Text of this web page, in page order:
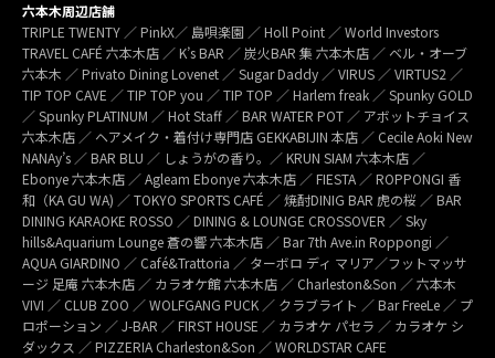
六本木周辺店舗
TRIPLE TWENTY ／ PinkX／ 島唄楽園 ／ Holl Point ／ World Investors
TRAVEL CAFÉ 六本木店 ／ K’s BAR ／ 炭火BAR 集 六本木店 ／ ベル・オーブ
六本木 ／ Privato Dining Lovenet ／ Sugar Daddy ／ VIRUS ／ VIRTUS2 ／
TIP TOP CAVE ／ TIP TOP you ／ TIP TOP ／ Harlem freak ／ Spunky GOLD
／ Spunky PLATINUM ／ Hot Staff ／ BAR WATER POT ／ アボットチョイス
六本木店 ／ ヘアメイク・着付け専門店 GEKKABIJIN 本店 ／ Cecile Aoki New
NANAy’s ／ BAR BLU ／ しょうがの香り。／ KRUN SIAM 六本木店 ／
Ebonye 六本木店 ／ Agleam Ebonye 六本木店 ／ FIESTA ／ ROPPONGI 香
和（KA GU WA) ／ TOKYO SPORTS CAFÉ ／ 焼酎DINIG BAR 虎の桜 ／ BAR
DINING KARAOKE ROSSO ／ DINING & LOUNGE CROSSOVER ／ Sky
hills&Aquarium Lounge 蒼の響 六本木店 ／ Bar 7th Ave.in Roppongi ／
AQUA GIARDINO ／ Café&Trattoria ／ ターボロ ディ マリア／フットマッサ
ージ 足庵 六本木店 ／ カラオケ館 六本木店 ／ Charleston&Son ／ 六本木
VIVI ／ CLUB ZOO ／ WOLFGANG PUCK ／ クラブライト ／ Bar FreeLe ／ プ
ロポーション ／ J-BAR ／ FIRST HOUSE ／ カラオケ パセラ ／ カラオケ シ
ダックス ／ PIZZERIA Charleston&Son ／ WORLDSTAR CAFE